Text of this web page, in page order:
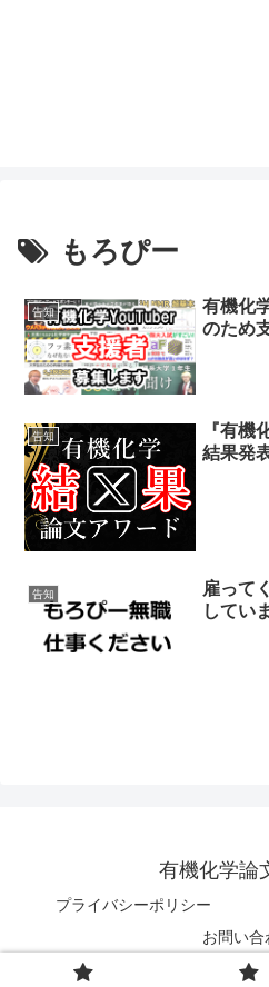
もろぴー
告知
有機化
のため
告知
『有機
結果発
告知
雇って
してい
有機化学論
プライバシーポリシー
お問い合
© 2017 有機化学